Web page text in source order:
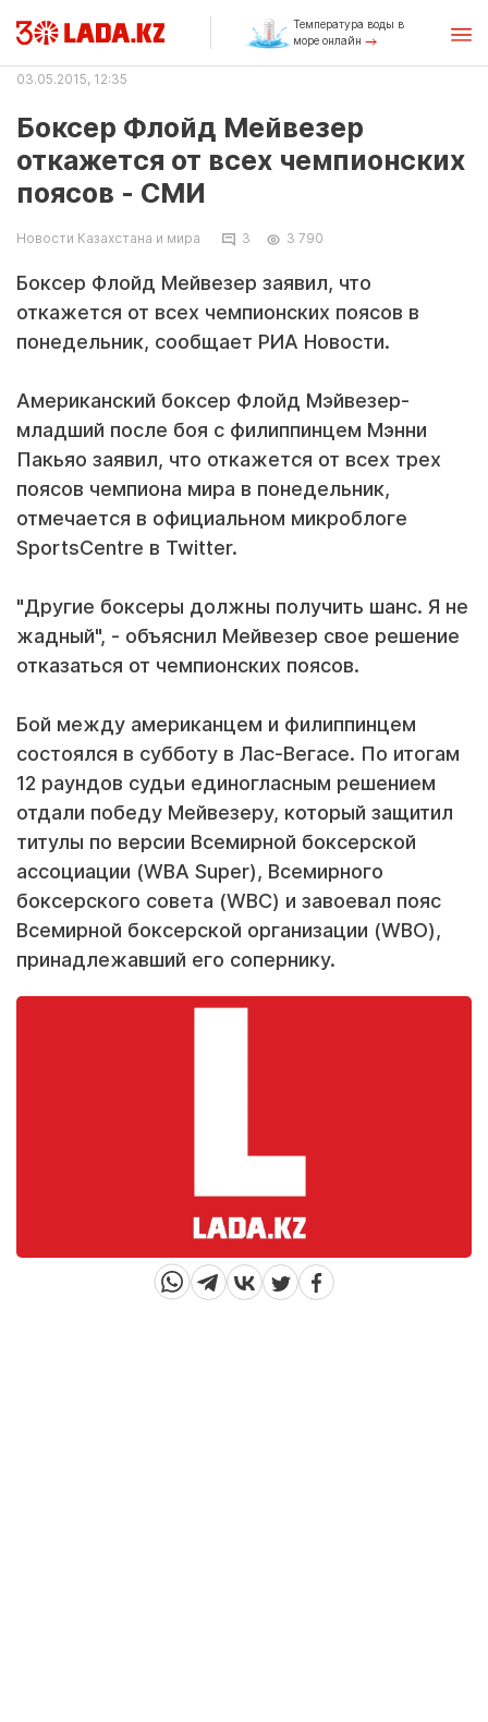
Температура воды в
море онлайн
03.05.2015, 12:35
Боксер Флойд Мейвезер
откажется от всех чемпионских
поясов - СМИ
Новости Казахстана и мира 3 3 790
Боксер Флойд Мейвезер заявил, что
откажется от всех чемпионских поясов в
понедельник, сообщает РИА Новости.
Американский боксер Флойд Мэйвезер-
младший после боя с филиппинцем Мэнни
Пакьяо заявил, что откажется от всех трех
поясов чемпиона мира в понедельник,
отмечается в официальном микроблоге
SportsCentre в Twitter.
"Другие боксеры должны получить шанс. Я не
жадный", - объяснил Мейвезер свое решение
отказаться от чемпионских поясов.
Бой между американцем и филиппинцем
состоялся в субботу в Лас-Вегасе. По итогам
12 раундов судьи единогласным решением
отдали победу Мейвезеру, который защитил
титулы по версии Всемирной боксерской
ассоциации (WBA Super), Всемирного
боксерского совета (WBC) и завоевал пояс
Всемирной боксерской организации (WBO),
принадлежавший его сопернику.